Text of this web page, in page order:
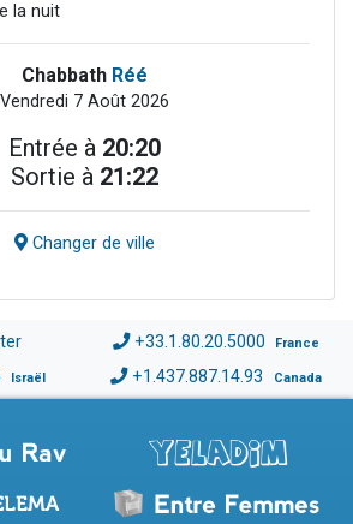
la nuit
Chabbath Réé
Vendredi 7 Août 2026
Entrée à 20:20
Sortie à 21:22
Changer de ville
+33.1.80.20.5000 France
Israël +1.437.887.14.93 Canada